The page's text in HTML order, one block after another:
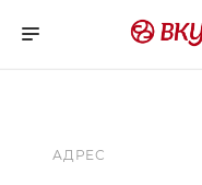
АДРЕС